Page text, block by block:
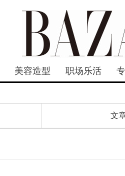
美容造型 职场乐活
文